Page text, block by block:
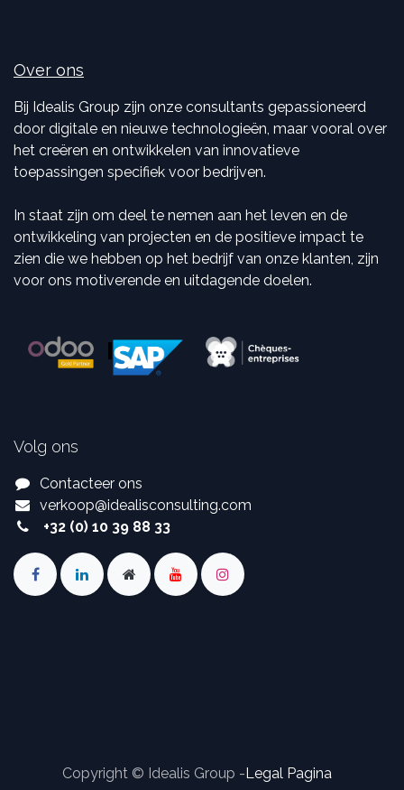
Over ons
Bij Idealis Group zijn onze consultants gepassioneerd
door digitale en nieuwe technologieën, maar vooral over
het creëren en ontwikkelen van innovatieve
toepassingen specifiek voor bedrijven.
In staat zijn om deel te nemen aan het leven en de
ontwikkeling van projecten en de positieve impact te
zien die we hebben op het bedrijf van onze klanten, zijn
voor ons motiverende en uitdagende doelen.
Volg ons
Contacteer ons
verkoop@idealisconsulting.com
+32 (0) 10 39 88 33
Copyright © Idealis Group -Legal Pagina